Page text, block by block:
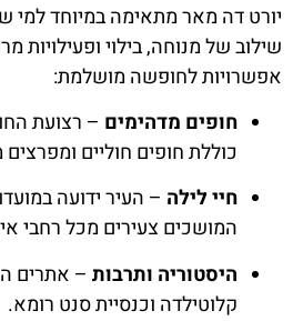
יורט דה מאר מתאימה במיוחד
שילוב של מנוחה, בילוי ופעילויות
אפשרויות לחופשה מושלמת:
חופים מדהימים – רצועת
כוללת חופים חוליים
חיי לילה – העיר ידועה
המושכים צעירים מכל רחבי
היסטוריה ותרבות – אתרים
קלוטילדה וכנסיית סנט רומא.